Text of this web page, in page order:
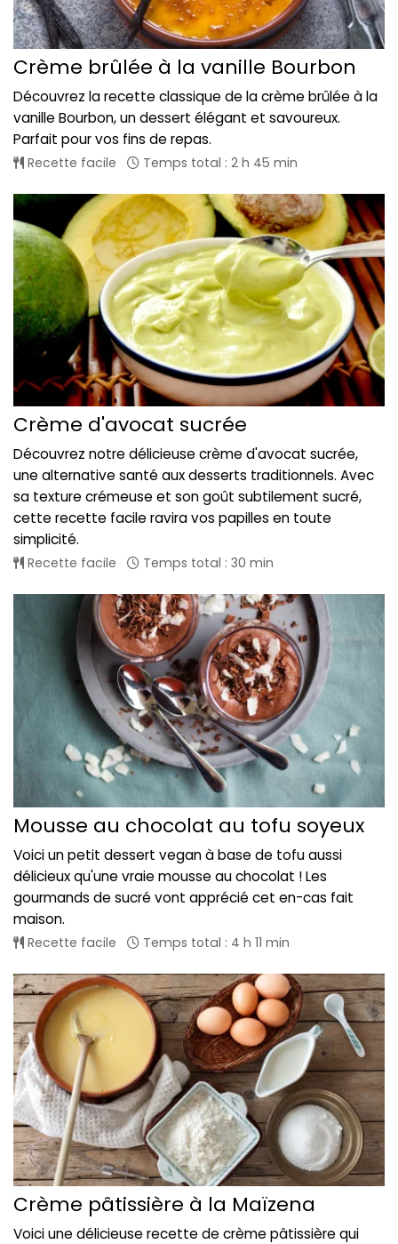
Crème brûlée à la vanille Bourbon
Découvrez la recette classique de la crème brûlée à la
vanille Bourbon, un dessert élégant et savoureux.
Parfait pour vos fins de repas.
Recette facile Temps total : 2 h 45 min
Crème d'avocat sucrée
Découvrez notre délicieuse crème d'avocat sucrée,
une alternative santé aux desserts traditionnels. Avec
sa texture crémeuse et son goût subtilement sucré,
cette recette facile ravira vos papilles en toute
simplicité.
Recette facile Temps total : 30 min
Mousse au chocolat au tofu soyeux
Voici un petit dessert vegan à base de tofu aussi
délicieux qu'une vraie mousse au chocolat ! Les
gourmands de sucré vont apprécié cet en-cas fait
maison.
Recette facile Temps total : 4 h 11 min
Crème pâtissière à la Maïzena
Voici une délicieuse recette de crème pâtissière qui